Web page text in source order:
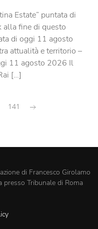
Estate” puntata di
fine di questo
di oggi 11 agosto
attualità e territorio –
11 agosto 2026 Il
[…]
141
di Francesco Girolamo
presso Tribunale di Roma